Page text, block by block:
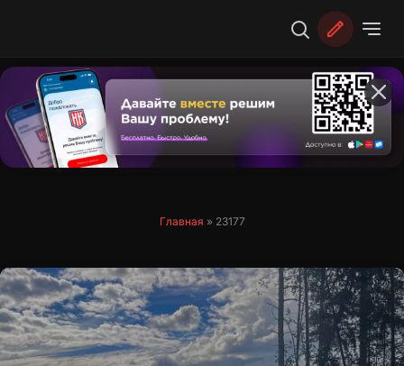
Главная » 23177